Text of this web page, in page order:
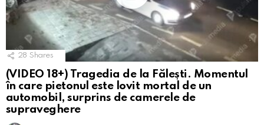
28 Shares
(VIDEO 18+) Tragedia de la Fălești. Momentul
în care pietonul este lovit mortal de un
automobil, surprins de camerele de
supraveghere